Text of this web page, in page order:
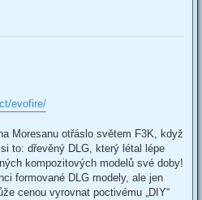
evofire/
Moresanu otřáslo světem F3K, když
to: dřevěný DLG, který létal lépe
kompozitových modelů své doby!
formované DLG modely, ale jen
cenou vyrovnat poctivému „DIY“